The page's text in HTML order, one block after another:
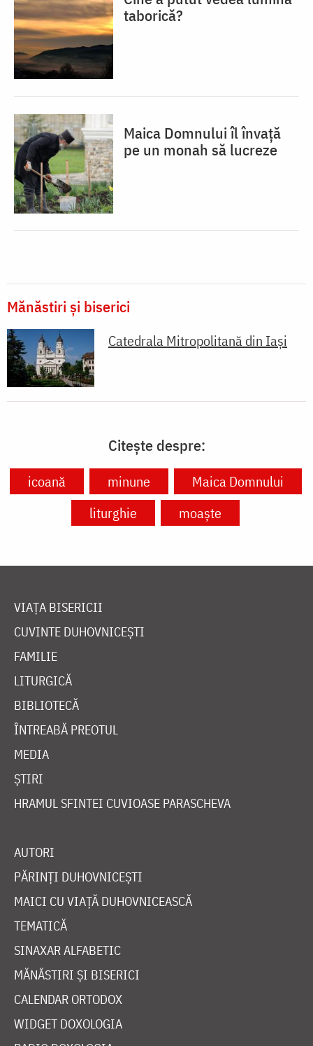
taborică?
Maica Domnului îl învață
pe un monah să lucreze
Mănăstiri și biserici
Catedrala Mitropolitană din Iaşi
Citește despre:
icoană minune
Maica Domnului
liturghie
moaște
VIAȚA BISERICII
CUVINTE DUHOVNICEȘTI
FAMILIE
LITURGICĂ
BIBLIOTECĂ
ÎNTREABĂ PREOTUL
MEDIA
ȘTIRI
HRAMUL SFINTEI CUVIOASE PARASCHEVA
AUTORI
PĂRINȚI DUHOVNICEȘTI
MAICI CU VIAȚĂ DUHOVNICEASCĂ
TEMATICĂ
SINAXAR ALFABETIC
MĂNĂSTIRI ȘI BISERICI
CALENDAR ORTODOX
WIDGET DOXOLOGIA